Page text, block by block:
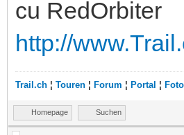
cu RedOrbiter
http://
Trail.ch ¦ Touren ¦ Forum ¦ Portal ¦
Homepage Suchen